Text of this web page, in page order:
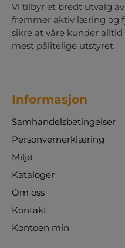
Vi tilbyr et bredt utvalg
fremmer aktiv læring og
sikre at våre kunder
mest pålitelige utstyret.
Informasjon
Samhandelsbetingelser
Personvernerklæring
Miljø
Kataloger
Om oss
Kontakt
Kontoen min